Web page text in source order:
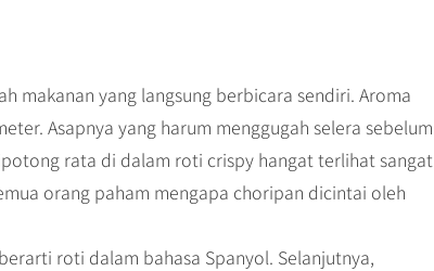
makanan yang langsung berbicara sendiri. Aroma
Asapnya yang harum menggugah selera sebelum
rata di dalam roti crispy hangat terlihat sangat
orang paham mengapa choripan dicintai oleh
roti dalam bahasa Spanyol. Selanjutnya,